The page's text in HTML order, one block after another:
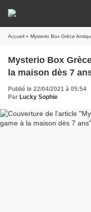
Accueil » Mysterio Box Grèce
Mysterio Box
la maison dès 7
Publié le 22/04/2021 à 05:54
Par Lucky Sophie